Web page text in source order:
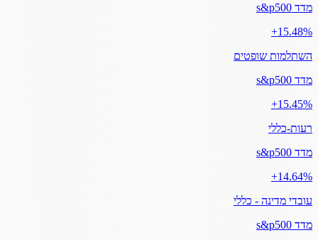
מדד s&p500
‎+15.48%
השתלמות שופטים
מדד s&p500
‎+15.45%
רעות-כללי
מדד s&p500
‎+14.64%
עובדי מדינה - כללי
מדד s&p500